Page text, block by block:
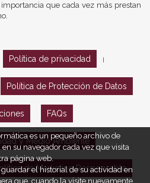
que cada vez más prestan
Política de privacidad
Política de Protección de Datos
FAQs
y Medio Ambiente
de Marketing Responsable
es un pequeño archivo de
su navegador cada vez que visita
página web.
el historial de su actividad en
que, cuando la visite nuevamente,